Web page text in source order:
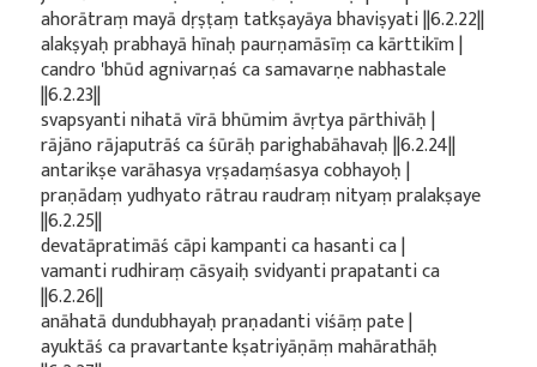
ahorātraṃ mayā dṛṣṭaṃ tatkṣayāya bhaviṣyati ||6.2.22||
alakṣyaḥ prabhayā hīnaḥ paurṇamāsīṃ ca kārttikīm |
candro 'bhūd agnivarṇaś ca samavarṇe nabhastale
||6.2.23||
svapsyanti nihatā vīrā bhūmim āvṛtya pārthivāḥ |
rājāno rājaputrāś ca śūrāḥ parighabāhavaḥ ||6.2.24||
antarikṣe varāhasya vṛṣadaṃśasya cobhayoḥ |
praṇādaṃ yudhyato rātrau raudraṃ nityaṃ pralakṣaye
||6.2.25||
devatāpratimāś cāpi kampanti ca hasanti ca |
vamanti rudhiraṃ cāsyaiḥ svidyanti prapatanti ca
||6.2.26||
anāhatā dundubhayaḥ praṇadanti viśāṃ pate |
ayuktāś ca pravartante kṣatriyāṇāṃ mahārathāḥ